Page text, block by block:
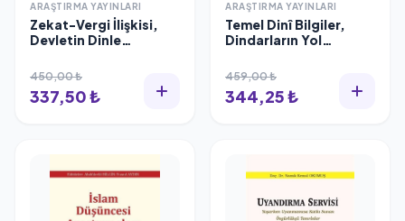
ARAŞTIRMA YAYINLARI
Zekat-Vergi İlişkisi,
Devletin Dinle
Ekonomik Ayağı
Hakkında Diskur,
Namık Kemal Okumuş
450,00 ₺
337,50 ₺
ARAŞTIRMA YAYINLARI
Temel Dinî Bilgiler,
Dindarların Yol
Farklı Bakabilmek,
Namık Kemal Okumuş
459,00 ₺
344,25 ₺